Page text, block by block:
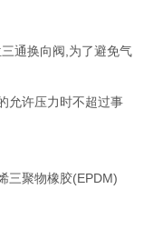
通换向阀,为了避免气
允许压力时不超过事
三聚物橡胶(EPDM)